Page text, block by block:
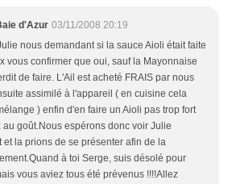
d'Azur 03/11/2008 20:19
nous demandant si la sauce Aioli était faite
vous confirmer que oui, sauf la Mayonnaise
de faire. L'Ail est acheté FRAIS par nous
assimilé à l'appareil ( en cuisine cela
) enfin d'en faire un Aioli pas trop fort
au goût.Nous espérons donc voir Julie
et la prions de se présenter afin de la
à toi Serge, suis désolé pour
vous aviez tous été prévenus !!!!Allez